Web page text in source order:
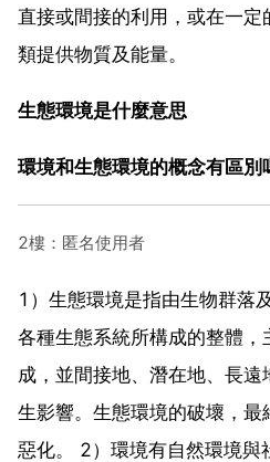
直接或間接的利用，或在一定
類提供物質及能量。
生態環境是什麼意思
環境和生態環境的概念有區別
2樓：匿名使用者
1）生態環境是指由生物群落
各種生態系統所構成的整體
成，並間接地、潛在地、長
生影響。生態環境的破壞，
惡化。 2）環境有自然環境與